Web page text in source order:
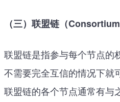
（三）联盟链（
联盟链是指参与每个节点的
不需要完全互信的情况下就
联盟链的各个节点通常有与